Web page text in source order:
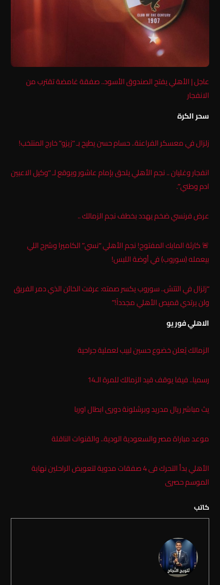
عاجل | الأهلي يفتح الصندوق الأسود.. صفقة غامضة تقترب من
الانفجار
سحر الكرة
زلزال في معسكر الفراعنة.. حسام حسن يطيح بـ “زيزو” خارج المنتخب!
انفجار وغليان .. نجم الأهلي يلحق بإمام عاشور ويوقع لـ “وكيل الاعبين
ادم وطني”.
عرض فرنسي ضخم يهدد بخطف نجم الزمالك ..
🚨 كارثة المايك المفتوح! نجم الأهلي “نسي” الكاميرا وشرح اللي
بيعمله (سوروب) في أوضة اللبس!
“زلزال في التتش.. سوروب يكسر صمته: عرفت الخائن الذي دمر الفريق
ولن يرتدي قميص الأهلي مجدداً!”
الاهلي فور يو
الزمالك يُعلن خضوع حسين لبيب لعملية جراحية
رسميا.. فيفا يوقف قيد الزمالك للمرة الـ14
يث مباشر ريال مدريد وبرشلونة دورى ابطال اوربا
موعد مباراة مصر والسعودية الودية.. والقنوات الناقلة
الأهلي بدأ التحرك فى 4 صفقات مدوية لتعويض الراحلين نهاية
الموسم حصرى
كاتب